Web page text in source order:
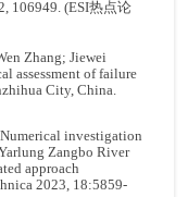
106949. (ESI热点论
Zhang; Jiewei
assessment of failure
City, China.
investigation
Zangbo River
approach
2023, 18:5859-